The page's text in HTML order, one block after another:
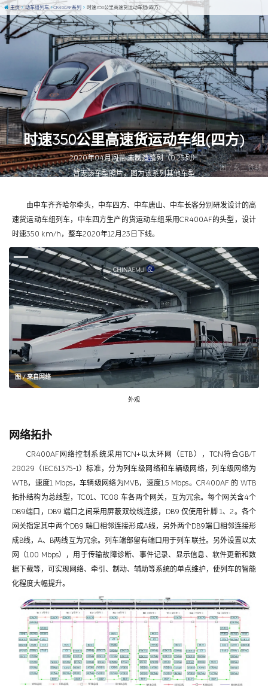
图 / 幺三铁线
时速350公里高速货运动车组(四方)
2020年04月问世 未制造整列（0.25列）
暂无该车型照片，图为该系列其他车型
主页 动车组列车 CR400AF系列 时速350公里高速货运动车组(四方)
由中车齐齐哈尔牵头，中车四方、中车唐山、中车长客分别研发设计的高
速货运动车组列车，中车四方生产的货运动车组采用CR400AF的头型，设计
时速350 km/h，整车2020年12月23日下线。
图 / 来自网络
外观
网络拓扑
CR400AF网络控制系统采用TCN+以太环网（ETB），TCN符合GB/T
28029（IEC61375-1）标准，分为列车级网络和车辆级网络，列车级网络为
WTB，速度1 Mbps，车辆级网络为MVB，速度1.5 Mbps。CR400AF 的 WTB
拓扑结构为总线型，TC01、TC08 车各两个网关，互为冗余。每个网关含4个
DB9端口，DB9 端口之间采用屏蔽双绞线连接，DB9 仅使用针脚 1、2。各个
网关指定其中两个DB9 端口相邻连接形成A线，另外两个DB9端口相邻连接形
成B线，A、B两线互为冗余。列车端部留有端口用于列车联挂。另外设置以太
网（100 Mbps），用于传输故障诊断、事件记录、显示信息、软件更新和数
据下载等，可实现网络、牵引、制动、辅助等系统的单点维护，使列车的智能
化程度大幅提升。